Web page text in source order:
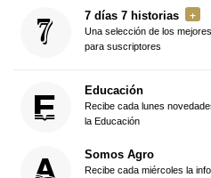
7 días 7 historias
Una selección de los
para suscriptores
Educación
Recibe cada lunes
la Educación
Somos Agro
Recibe cada miércoles la